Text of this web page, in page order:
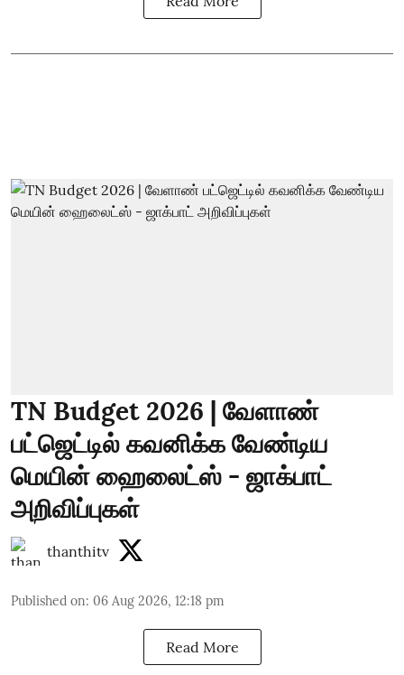
TN Budget 2026 | வேளாண்
பட்ஜெட்டில் கவனிக்க வேண்டிய
மெயின் ஹைலைட்ஸ் - ஜாக்பாட்
அறிவிப்புகள்
thanthitv
Published on: 06 Aug 2026, 12:18 pm
Read More